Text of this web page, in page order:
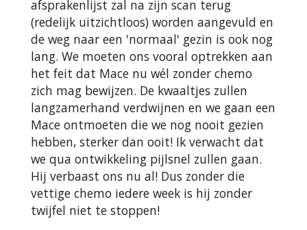
afsprakenlijst zal na zijn scan terug
(redelijk uitzichtloos) worden aangevuld en
de weg naar een 'normaal' gezin is ook nog
lang. We moeten ons vooral optrekken aan
het feit dat Mace nu wél zonder chemo
zich mag bewijzen. De kwaaltjes zullen
langzamerhand verdwijnen en we gaan een
Mace ontmoeten die we nog nooit gezien
hebben, sterker dan ooit! Ik verwacht dat
we qua ontwikkeling pijlsnel zullen gaan.
Hij verbaast ons nu al! Dus zonder die
vettige chemo iedere week is hij zonder
twijfel niet te stoppen!